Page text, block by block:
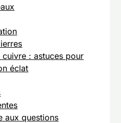
cuivre : astuces pour
éclat
aux questions